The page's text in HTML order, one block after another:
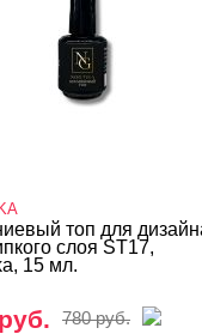
топ для
слоя ST17,
15 мл.
780 руб.